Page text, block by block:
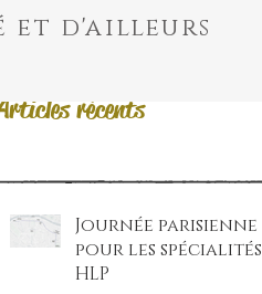
récents
Journée parisienne
pour les spécialités
HLP
et d'ailleurs